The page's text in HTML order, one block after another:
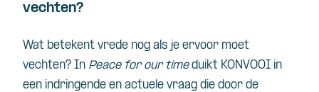
vechten?
Wat betekent vrede nog als je ervoor moet
vechten? In Peace for our timeduikt KONVOOI in
een indringende en actuele vraag die door de